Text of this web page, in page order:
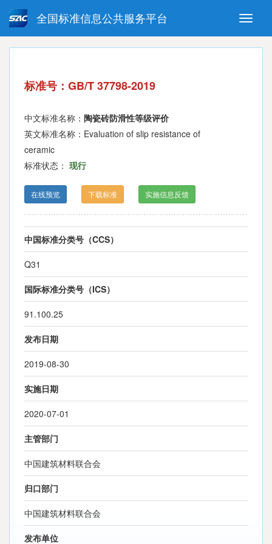
Toggle
全国标准信息公共服务平台
强制性国家标准 推荐性国家标准
指导性技术文件 (National standards in foreign
标准号：GB/T 37798-2019
中文标准名称： 陶瓷砖防滑性等级评价
英文标准名称：Evaluation of slip resistance of
ceramic
标准状态： 现行
在线预览 下载标准 实施信息反馈
中国标准分类号（CCS）
Q31
国际标准分类号（ICS）
91.100.25
发布日期
2019-08-30
实施日期
2020-07-01
主管部门
中国建筑材料联合会
归口部门
中国建筑材料联合会
发布单位